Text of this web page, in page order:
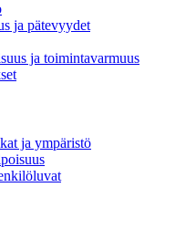
ja pätevyydet
ja toimintavarmuus
ja ympäristö